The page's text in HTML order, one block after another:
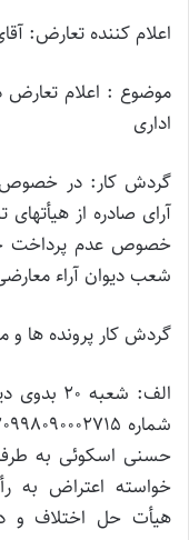
اعلام کننده تعارض:
موضوع : اعلام تعارض
اداری
گردش کار: در
آرای صادره از
خصوص عدم پرداخت حق
شعب دیوان آراء
گردش کار پرونده ها و
الف:
حسنی اسکوئی به
هیأت حل اختلاف و